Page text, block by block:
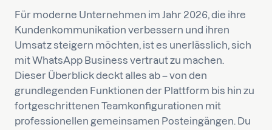
Für moderne Unternehmen im Jahr 2026, die ihre
Kundenkommunikation verbessern und ihren
Umsatz steigern möchten, ist es unerlässlich, sich
mit WhatsApp Business vertraut zu machen.
Dieser Überblick deckt alles ab – von den
grundlegenden Funktionen der Plattform bis hin zu
fortgeschrittenen Teamkonfigurationen mit
professionellen gemeinsamen Posteingängen. Du